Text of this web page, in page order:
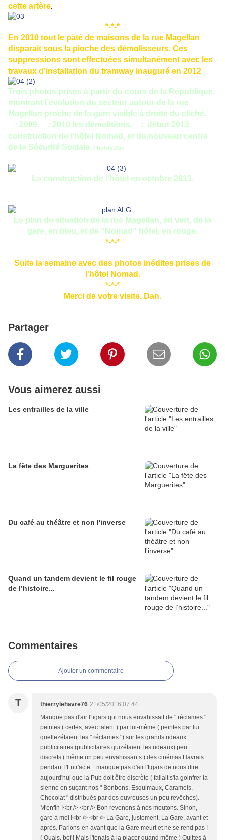
cette artère.
*-*-*
En 2010 tout le pâté de maisons de la rue Magellan
disparait sous la pioche des démolisseurs. Ces
suppressions sont effectuées simultanément avec les
travaux d’installation du tramway inauguré en 2012
Trois photos prises à partir du cours de la République,
montrant l’évolution du secteur autour de la rue
Magellan proche de la gare visible à droite du cliché.
: 2009. : 2010 les démolitions.
: début 2013
construction de l’hôtel Nomad, et du nouveau centre
de la Sécurité Sociale. Photos Dan
La construction de l'hôtel en octobre 2013.
Le plan de situation de la rue Magellan, en vert, de la
gare, en bleu, et de "Nomad" hôtel, en rouge.
*-*-*
Suite la semaine avec des photos inédites prises de
l'hôtel Nomad.
*-*-*
Merci de votre visite. Dan.
Partager
Vous aimerez aussi
Les entrailles de la ville
La fête des Marguerites
Du café au théâtre et non l'inverse
Quand un tandem devient le fil rouge
de l’histoire...
Commentaires
Ajouter un commentaire
T thierrylehavre76 21/05/2016 07:44
Manque pas d'air l'tigars qui nous envahissait de " réclames "
peintes ( certes, avec talent ) par lui-même ( peintes par lui
quellezétaient les " réclames ") sur les grands rideaux
publicitaires (publicitaires quizétaient les rideaux) peu
discrets ( même un peu envahissants ) des cinémas Havrais
pendant l'Entr'acte... manque pas d'air l'tigars de nous dire
aujourd'hui que la Pub doit être discrète ( fallait s'la goinfrer la
sienne en suçant nos " Bonbons, Esquimaux, Caramels,
Chocolat " distribués par des ouvreuses un peu revêches).
M'enfin !<br /> <br /> Bon revenons à nos moutons. Sinon,
gare à moi !<br /> <br /> La Gare, justement. La Gare, avant et
après. Parlons-en avant que la Gare meurt et ne se rend pas !
( Ouais, bof ! Mais j'tenais à la placer quand même ) Quittes à